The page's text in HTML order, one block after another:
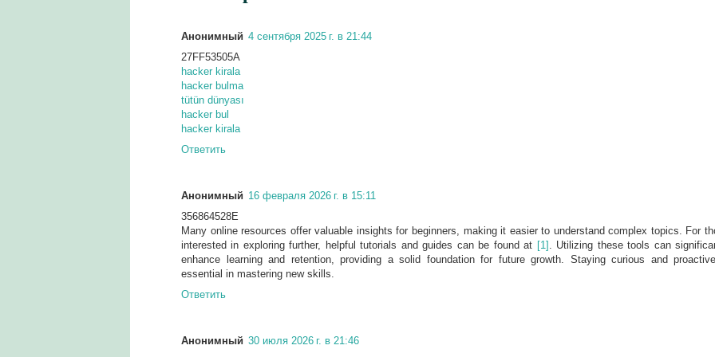
Анонимный 4 сентября 2025 г. в 21:44
27FF53505A
hacker kirala
hacker bulma
tütün dünyası
hacker bul
hacker kirala
Ответить
Анонимный 16 февраля 2026 г. в 15:11
356864528E
Many online resources offer valuable insights for beginners, making it easier to understand complex topics. For
interested in exploring further, helpful tutorials and guides can be found at [1] . Utilizing these tools can
enhance learning and retention, providing a solid foundation for future growth. Staying curious and
essential in mastering new skills.
Ответить
Анонимный 30 июля 2026 г. в 21:46